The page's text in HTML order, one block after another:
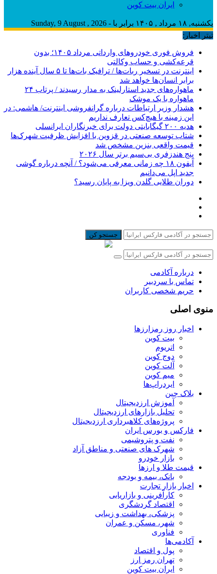
ایران بیت کوین
یکشنبه, ۱۸ مرداد , ۱۴۰۵ برابر با - Sunday, 9 August , 2026
تیتر اخبار:
فروش فوری خودروهای وارداتی مرداد ۱۴۰۵؛ بدون
قرعه‌کشی و حساب وکالتی
اینترنت در تسخیر ربات‌ها / ترافیک بات‌ها تا ۵ سال آینده هزار
برابر انسان‌ها خواهد شد
ماهواره‌های جدید استارلینک به مدار رسیدند / پرتاب ۲۴
ماهواره با یک موشک
هشدار وزیر ارتباطات درباره گرانفروشی اینترنت/ هاشمی: در
این زمینه با هیچ‌کس تعارف نداریم
هدیه ۲۰۰ گیگابایتی دولت برای خبرنگاران ایرانسلی
شتاب توسعه صنعتی در قزوین با افزایش ظرفیت شهرک‌ها
قیمت واقعی بنزین مشخص شد
پنج هندزفری بی‌سیم برتر سال ۲۰۲۶
آیفون ۱۸ چه زمانی معرفی می‌شود؟ / آنچه درباره گوشی
جدید اپل می‌دانیم
دوران طلایی گلدن ویزا به پایان رسید؟
جستجو کن
درباره آکادمی
تماس با سردبیر
حریم شخصی کاربران
منوی اصلی
اخبار روز رمزارزها
بیت کوین
اتریوم
دوج کوین
آلت کوین
میم کوین‌
ایردراپ‌ها
بلاک چین
آموزش ارزدیجیتال
تحلیل بازارهای ارزدیجیتال
پروژه‌های کلاهبرداری ارزدیجیتال
فارکس و بورس ایران
نفت و پتروشیمی
شهرک های صنعتی و مناطق آزاد
بازار خودرو
قیمت طلا و ارزها
بانک، بیمه و بودجه
اخبار بازار تجارت
کارآفرینی و بازاریابی
اقتصاد گردشگری
پزشکی، بهداشت و زیبایی
شهر، مسکن و عمران
فناوری
آکادمی‌ها
پول و اقتصاد
تهران رمز ارز
ایران بیت کوین